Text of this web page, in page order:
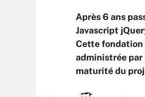
Après 6 ans
Javascript
Cette fondation
administrée par
maturité du